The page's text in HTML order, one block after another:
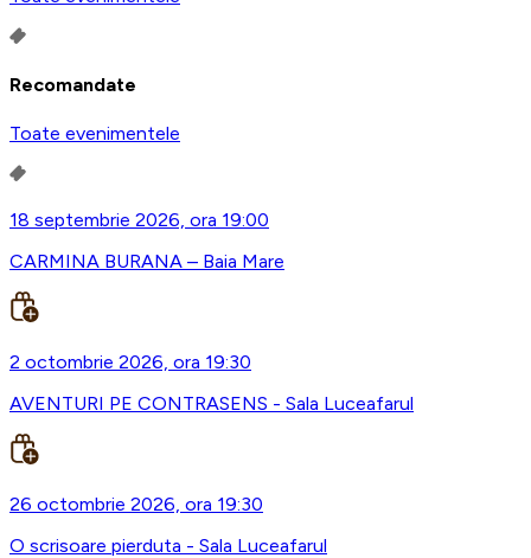
Recomandate
Toate evenimentele
18 septembrie 2026, ora 19:00
CARMINA BURANA – Baia Mare
2 octombrie 2026, ora 19:30
AVENTURI PE CONTRASENS - Sala Luceafarul
26 octombrie 2026, ora 19:30
O scrisoare pierduta - Sala Luceafarul